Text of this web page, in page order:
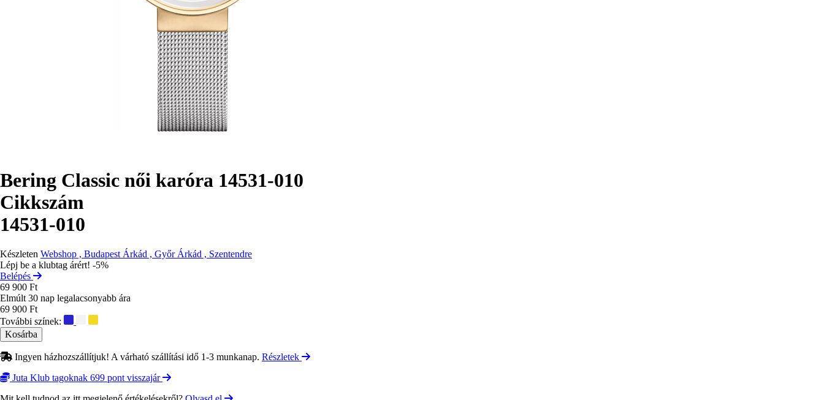
Bering Classic női karóra 14531-010
Cikkszám
14531-010
Készleten Webshop , Budapest Árkád , Győr Árkád , Szentendre
Lépj be a klubtag árért! -5%
Belépés
69 900 Ft
Elmúlt 30 nap legalacsonyabb ára
69 900 Ft
További színek:
Ingyen házhozszállítjuk! A várható szállítási idő 1-3 munkanap. Részletek
Juta Klub tagoknak 699 pont visszajár